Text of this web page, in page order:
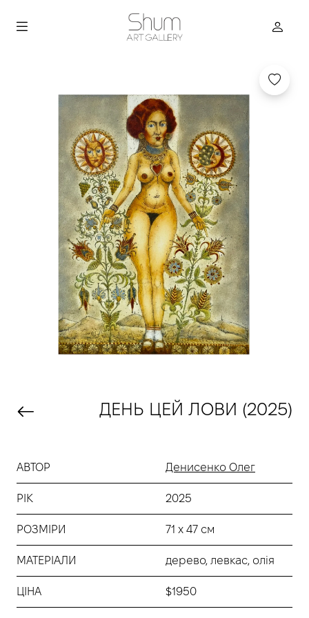
ДЕНЬ ЦЕЙ ЛОВИ (2025)
АВТОР Денисенко Олег
РІК 2025
РОЗМІРИ 71 х 47 см
МАТЕРІАЛИ дерево, левкас, олія
ЦІНА $1950